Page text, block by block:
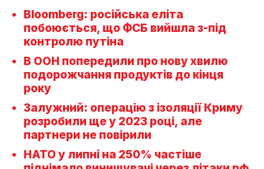
Bloomberg: російська еліта
побоюється, що ФСБ вийшла з-під
контролю путіна
В ООН попередили про нову хвилю
подорожчання продуктів до кінця
року
Залужний: операцію з ізоляції Криму
розробили ще у 2023 році, але
партнери не повірили
НАТО у липні на 250% частіше